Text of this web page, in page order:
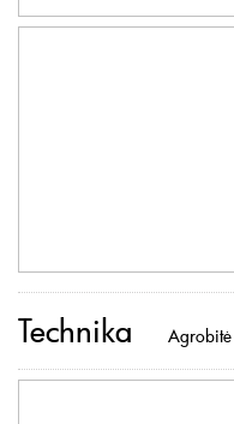
Technika Agrobitė